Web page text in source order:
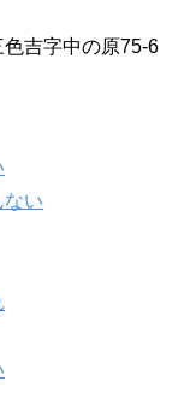
吉字中の原75-6
ない